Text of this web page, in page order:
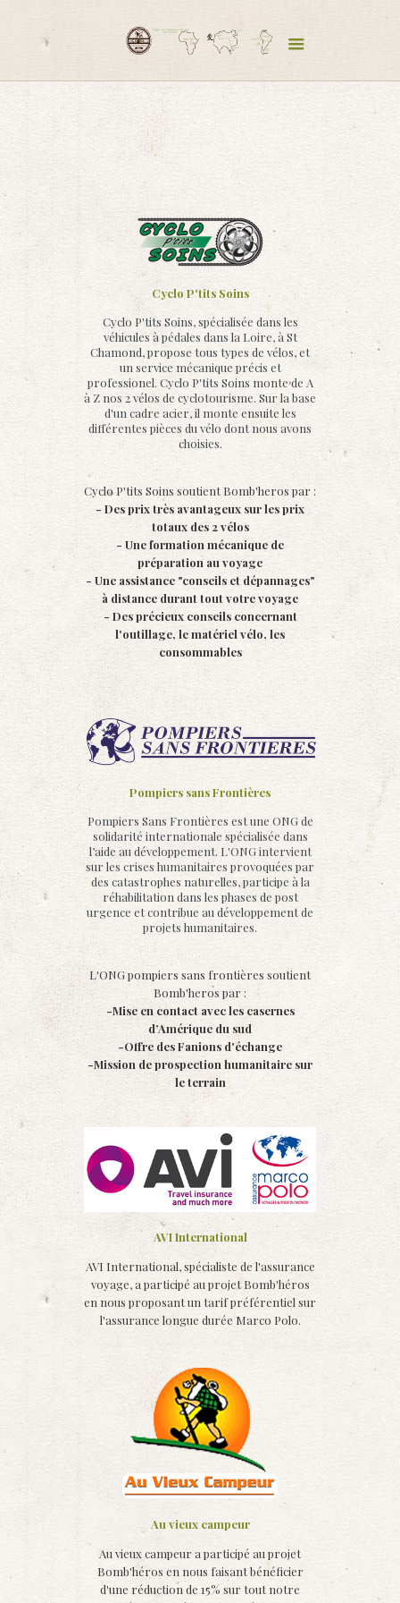
Cyclo P'tits Soins
Cyclo P'tits Soins, spécialisée dans les
véhicules à pédales dans la Loire, à St
Chamond, propose tous types de vélos, et
un service mécanique précis et
professionel. Cyclo P'tits Soins monte de A
à Z nos 2 vélos de cyclotourisme. Sur la base
d'un cadre acier, il monte ensuite les
différentes pièces du vélo dont nous avons
choisies.
Cyclo P'tits Soins soutient Bomb'heros par :
- Des prix très avantageux sur les prix
totaux des 2 vélos
- Une formation mécanique de
préparation au voyage
- Une assistance "conseils et dépannages"
à distance durant tout votre voyage
- Des précieux conseils concernant
l'outillage, le matériel vélo, les
consommables
Pompiers sans Frontières
Pompiers Sans Frontières est une ONG de
solidarité internationale spécialisée dans
l’aide au développement. L'ONG intervient
sur les crises humanitaires provoquées par
des catastrophes naturelles, participe à la
réhabilitation dans les phases de post
urgence et contribue au développement de
projets humanitaires.
L'ONG pompiers sans frontières soutient
Bomb'heros par :
-Mise en contact avec les casernes
d’Amérique du sud
-Offre des Fanions d'échange
-Mission de prospection humanitaire sur
le terrain
AVI International
AVI International, spécialiste de l'assurance
voyage, a participé au projet Bomb'héros
en nous proposant un tarif préférentiel sur
l'assurance longue durée Marco Polo.
Au vieux campeur
Au vieux campeur a participé au projet
Bomb'héros en nous faisant bénéficier
d'une réduction de 15% sur tout notre